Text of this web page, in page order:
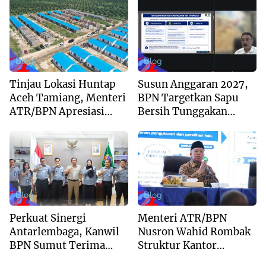
Regional Unggulan
Blog
Tinjau Lokasi Huntap
Aceh Tamiang, Menteri
ATR/BPN Apresiasi
Buddha Tzu Chi dan
Aguan
Blog
Susun Anggaran 2027,
BPN Targetkan Sapu
Bersih Tunggakan
Kepastian Waktu
Layanan
Blog
Perkuat Sinergi
Antarlembaga, Kanwil
BPN Sumut Terima
Blog
Menteri ATR/BPN
Nusron Wahid Rombak
Struktur Kantor